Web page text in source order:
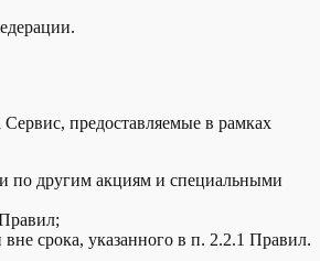
предоставляемые в рамках
по другим акциям и специальными
срока, указанного в п. 2.2.1 Правил.